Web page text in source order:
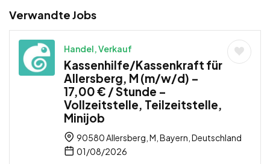
Verwandte Jobs
Handel, Verkauf
Kassenhilfe/Kassenkraft für
Allersberg, M (m/w/d) –
17,00 € / Stunde –
Vollzeitstelle, Teilzeitstelle,
Minijob
90580 Allersberg, M, Bayern, Deutschland
01/08/2026